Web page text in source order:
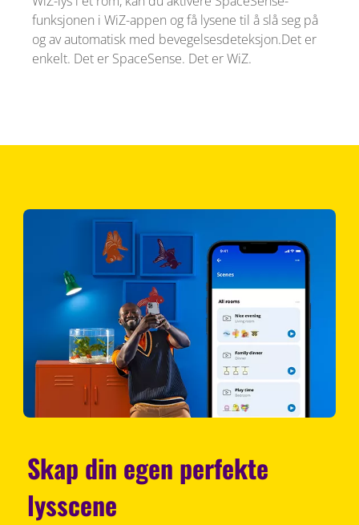
funksjonen i WiZ-appen og få lysene til å slå seg på
og av automatisk med bevegelsesdeteksjon.Det er
enkelt. Det er SpaceSense. Det er WiZ.
Skap din egen perfekte
lysscene